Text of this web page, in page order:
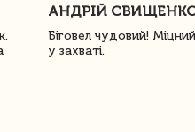
АНДРІЙ
Біговел чудовий!
у захваті.